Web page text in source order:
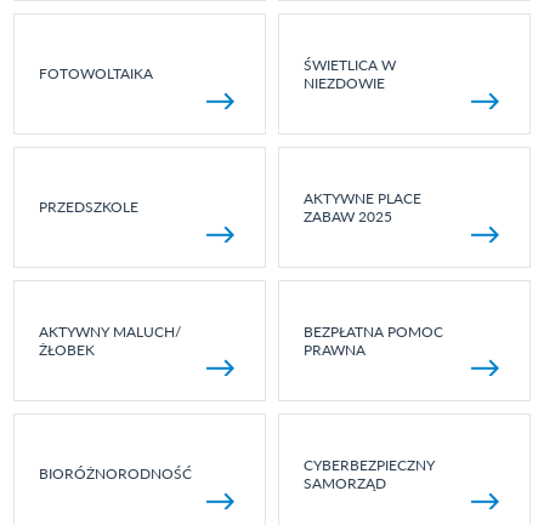
FOTOWOLTAIKA
ŚWIETLICA W
NIEZDOWIE
PRZEDSZKOLE
AKTYWNE PLACE
ZABAW 2025
AKTYWNY MALUCH/
ŻŁOBEK
BEZPŁATNA POMOC
PRAWNA
BIORÓŻNORODNOŚĆ
CYBERBEZPIECZNY
SAMORZĄD